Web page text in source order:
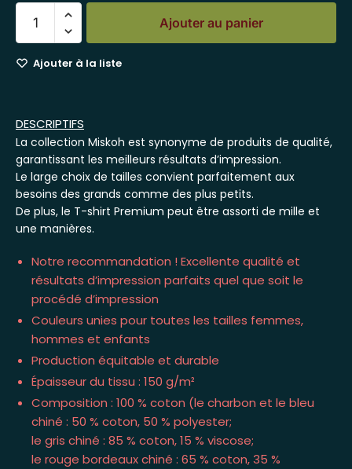
Ajouter au panier
Ajouter à la liste
DESCRIPTIFS
La collection Miskoh est synonyme de produits de qualité,
garantissant les meilleurs résultats d’impression.
Le large choix de tailles convient parfaitement aux
besoins des grands comme des plus petits.
De plus, le T-shirt Premium peut être assorti de mille et
une manières.
Notre recommandation ! Excellente qualité et
résultats d’impression parfaits quel que soit le
procédé d’impression
Couleurs unies pour toutes les tailles femmes,
hommes et enfants
Production équitable et durable
Épaisseur du tissu : 150 g/m²
Composition : 100 % coton (le charbon et le bleu
chiné : 50 % coton, 50 % polyester;
le gris chiné : 85 % coton, 15 % viscose;
le rouge bordeaux chiné : 65 % coton, 35 %